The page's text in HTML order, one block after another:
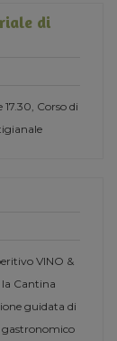
di
Corso di
VINO &
Cantina
guidata di
gastronomico